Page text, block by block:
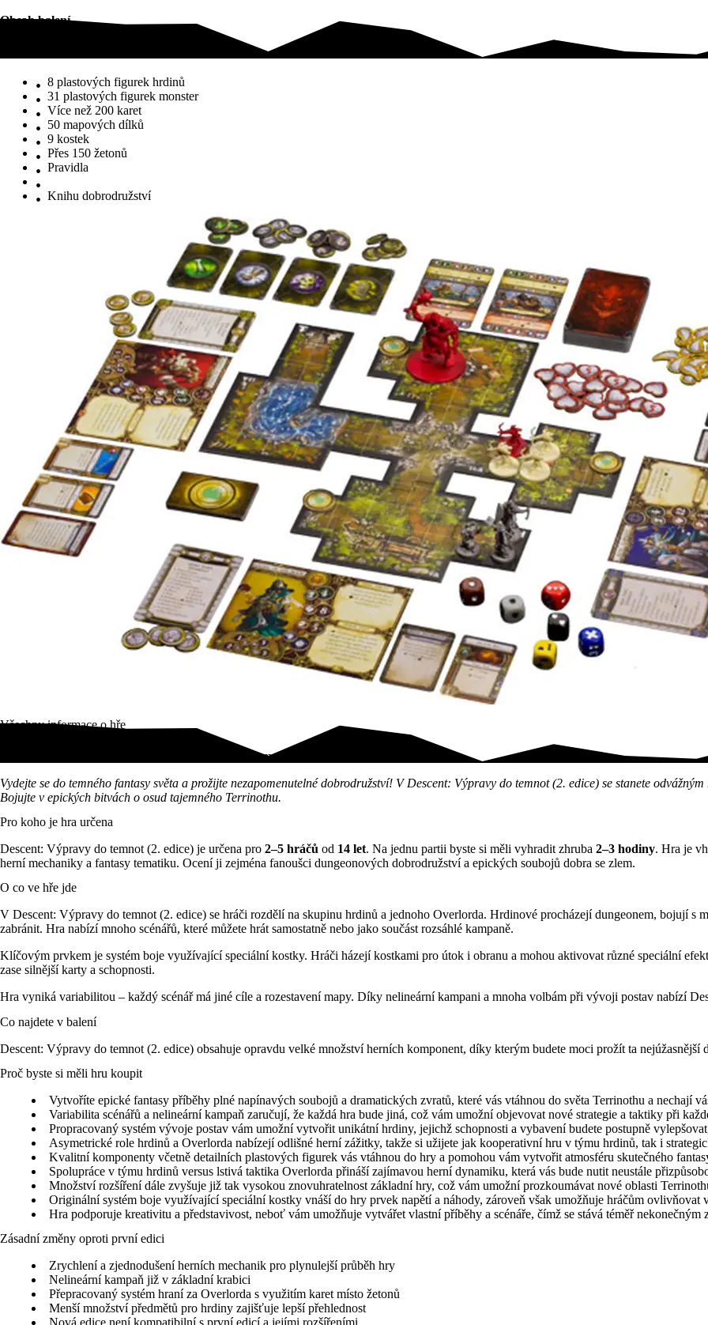
Obsah balení
8 plastových figurek hrdinů
31 plastových figurek monster
Více než 200 karet
50 mapových dílků
9 kostek
Přes 150 žetonů
Pravidla
Knihu dobrodružství
Všechny informace o hře
Staňte se hrdinou v epickém Descent: Výpravy do temnot a bojujte v epických bitvách o…
Vydejte se do temného fantasy světa a prožijte nezapomenutelné dobrodružství! V Descent: Výpravy do temnot (2. edice) se stanete
Bojujte v epických bitvách o osud tajemného Terrinothu.
Pro koho je hra určena
Descent: Výpravy do temnot (2. edice) je určena pro 2–5 hráčů od 14 let. Na jednu partii byste si měli vyhradit zhruba 2–3 hodiny. Hra je
herní mechaniky a fantasy tematiku. Ocení ji zejména fanoušci dungeonových dobrodružství a epických soubojů dobra se zlem.
O co ve hře jde
V Descent: Výpravy do temnot (2. edice) se hráči rozdělí na skupinu hrdinů a jednoho Overlorda. Hrdinové procházejí dungeonem, bojují s
zabránit. Hra nabízí mnoho scénářů, které můžete hrát samostatně nebo jako součást rozsáhlé kampaně.
Klíčovým prvkem je systém boje využívající speciální kostky. Hráči házejí kostkami pro útok i obranu a mohou aktivovat různé speciální
zase silnější karty a schopnosti.
Hra vyniká variabilitou – každý scénář má jiné cíle a rozestavení mapy. Díky nelineární kampani a mnoha volbám při vývoji postav nabízí
Co najdete v balení
Descent: Výpravy do temnot (2. edice) obsahuje opravdu velké množství herních komponent, díky kterým budete moci prožít ta nejúžasnější
Proč byste si měli hru koupit
Vytvoříte epické fantasy příběhy plné napínavých soubojů a dramatických zvratů, které vás vtáhnou do světa Terrinothu a nechají
Variabilita scénářů a nelineární kampaň zaručují, že každá hra bude jiná, což vám umožní objevovat nové strategie a taktiky při
Propracovaný systém vývoje postav vám umožní vytvořit unikátní hrdiny, jejichž schopnosti a vybavení budete postupně
Asymetrické role hrdinů a Overlorda nabízejí odlišné herní zážitky, takže si užijete jak kooperativní hru v týmu hrdinů, tak i
Kvalitní komponenty včetně detailních plastových figurek vás vtáhnou do hry a pomohou vám vytvořit atmosféru skutečného
Spolupráce v týmu hrdinů versus lstivá taktika Overlorda přináší zajímavou herní dynamiku, která vás bude nutit neustále
Množství rozšíření dále zvyšuje již tak vysokou znovuhratelnost základní hry, což vám umožní prozkoumávat nové oblasti
Originální systém boje využívající speciální kostky vnáší do hry prvek napětí a náhody, zároveň však umožňuje hráčům
Hra podporuje kreativitu a představivost, neboť vám umožňuje vytvářet vlastní příběhy a scénáře, čímž se stává téměř
Zásadní změny oproti první edici
Zrychlení a zjednodušení herních mechanik pro plynulejší průběh hry
Nelineární kampaň již v základní krabici
Přepracovaný systém hraní za Overlorda s využitím karet místo žetonů
Menší množství předmětů pro hrdiny zajišťuje lepší přehlednost
Nová edice není kompatibilní s první edicí a jejími rozšířeními